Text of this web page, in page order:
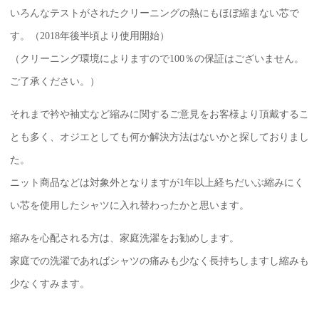
いろんなテストがされたクリーニングの熱にもほぼ縮まない芯で
す。（2018年後半頃より使用開始）
（クリーニング環境によりますので100％の保証はございません。
ご了承ください。）
それまで衿や袖丈など縮みに関するご意見をお客様より頂戴するこ
とも多く、オジエとしても何か解決方法はないかと探しておりまし
た。
ニット商品などは対象外となりますが1年以上経ちだいぶ縮みにく
い芯を使用したシャツに入れ替わったかと思います。
縮みを心配される方は、家庭洗濯をお勧めします。
家庭での洗濯であればシャツの痛みも少なく長持ちしますし縮みも
少なくすみます。